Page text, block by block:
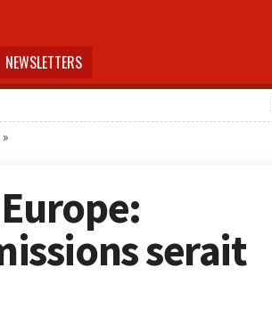
NEWSLETTERS
serait